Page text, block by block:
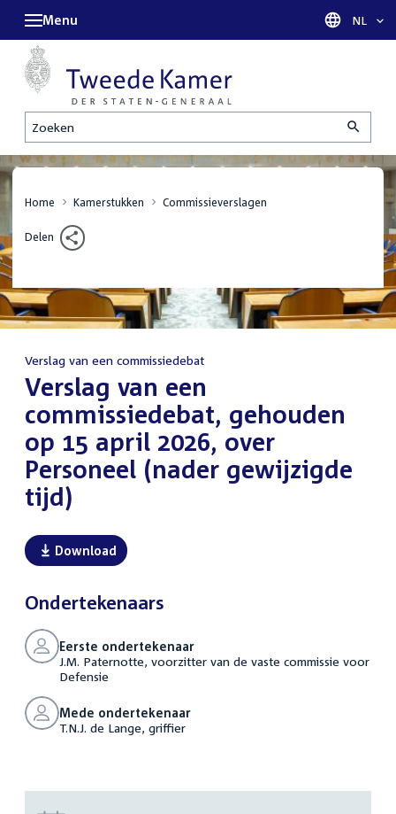
Zoeken
Menu Taal
NL
Home Kamerstukken Commissieverslagen
Delen
Verslag van een commissiedebat
:Verslag van een
commissiedebat, gehouden
op 15 april 2026, over
Personeel (nader gewijzigde
tijd)
Download
Ondertekenaars
Eerste ondertekenaar
J.M. Paternotte, voorzitter van de vaste commissie voor
Defensie
Mede ondertekenaar
T.N.J. de Lange, griffier